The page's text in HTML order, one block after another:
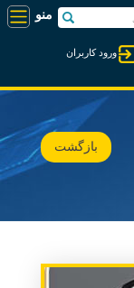
ورود کاربران
بازگشت